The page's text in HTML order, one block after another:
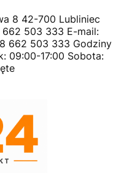
8 42-700 Lubliniec
662 503 333 E-mail:
662 503 333 Godziny
09:00-17:00 Sobota: